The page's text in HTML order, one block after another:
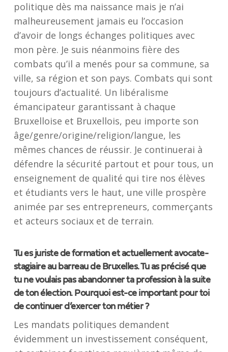
politique dès ma naissance mais je n’ai
malheureusement jamais eu l’occasion
d’avoir de longs échanges politiques avec
mon père. Je suis néanmoins fière des
combats qu’il a menés pour sa commune, sa
ville, sa région et son pays. Combats qui sont
toujours d’actualité. Un libéralisme
émancipateur garantissant à chaque
Bruxelloise et Bruxellois, peu importe son
âge/genre/origine/religion/langue, les
mêmes chances de réussir. Je continuerai à
défendre la sécurité partout et pour tous, un
enseignement de qualité qui tire nos élèves
et étudiants vers le haut, une ville prospère
animée par ses entrepreneurs, commerçants
et acteurs sociaux et de terrain.
Tu es juriste de formation et actuellement avocate-
stagiaire au barreau de Bruxelles. Tu as précisé que
tu ne voulais pas abandonner ta profession à la suite
de ton élection. Pourquoi est-ce important pour toi
de continuer d’exercer ton métier ?
Les mandats politiques demandent
évidemment un investissement conséquent,